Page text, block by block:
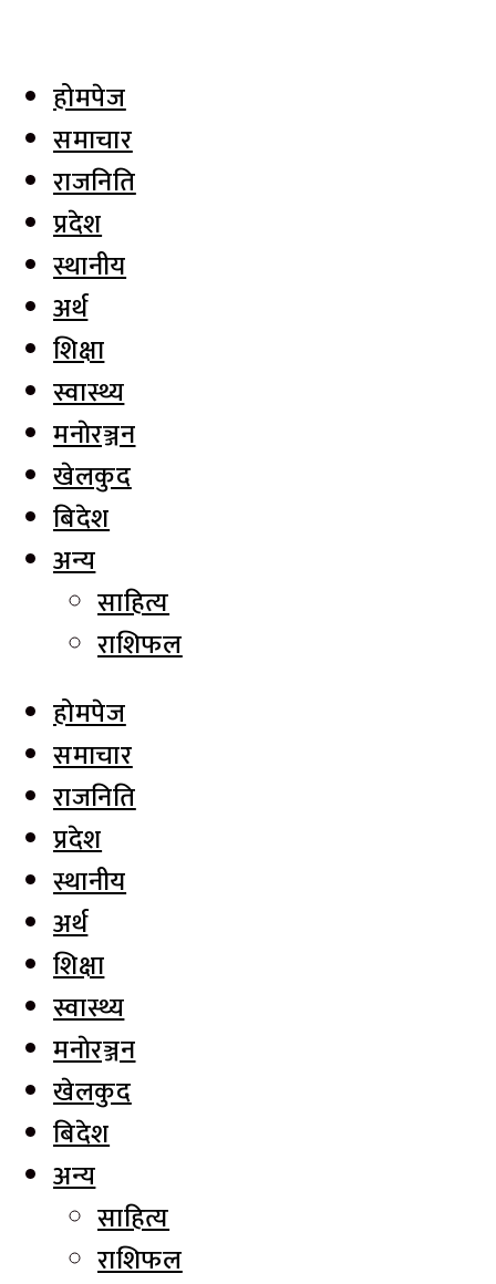
होमपेज
समाचार
राजनिति
प्रदेश
स्थानीय
अर्थ
शिक्षा
स्वास्थ्य
मनाेरञ्जन
खेलकुद
बिदेश
अन्य
साहित्य
राशिफल
होमपेज
समाचार
राजनिति
प्रदेश
स्थानीय
अर्थ
शिक्षा
स्वास्थ्य
मनाेरञ्जन
खेलकुद
बिदेश
अन्य
साहित्य
राशिफल